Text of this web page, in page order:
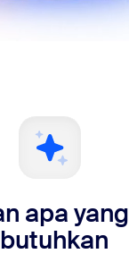
apa
butuhkan